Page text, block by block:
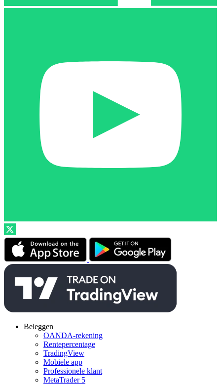
Beleggen
OANDA-rekening
Rentepercentage
TradingView
Mobiele app
Professionele klant
MetaTrader 5